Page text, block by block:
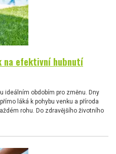
na efektivní hubnutí
ideálním obdobím pro změnu. Dny
láká k pohybu venku a příroda
rohu. Do zdravějšího životního